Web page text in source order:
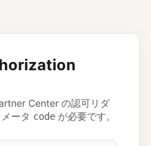
Center の認可リダ
ータ code が必要です。